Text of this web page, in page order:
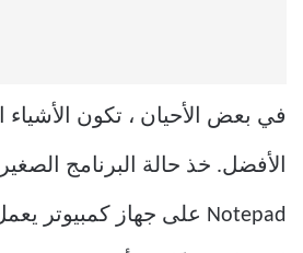
في بعض الأحيان ، تكون
الأفضل. خذ حالة البرنامج